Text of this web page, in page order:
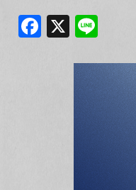
F
a
X
e